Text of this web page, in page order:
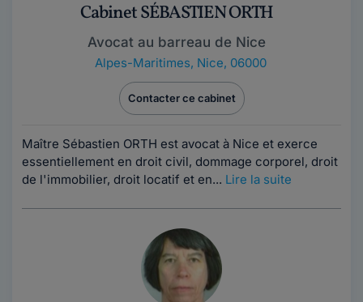
Cabinet SÉBASTIEN ORTH
Avocat au barreau de Nice
Alpes-Maritimes, Nice, 06000
Contacter ce cabinet
Maître Sébastien ORTH est avocat à Nice et exerce
essentiellement en droit civil, dommage corporel, droit
de l'immobilier, droit locatif et en... Lire la suite